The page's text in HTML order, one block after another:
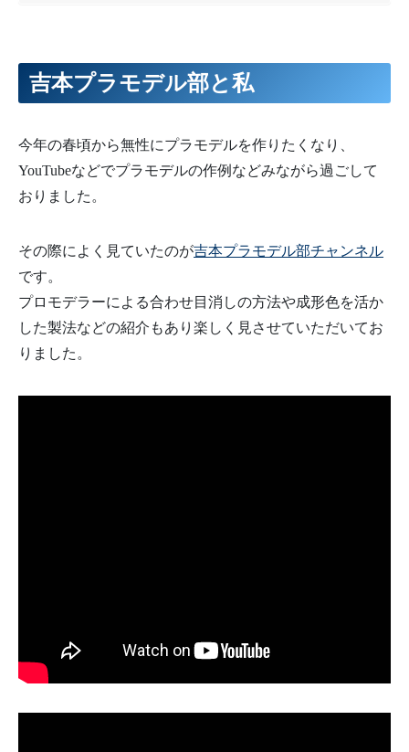
吉本プラモデル部と私
今年の春頃から無性にプラモデルを作りたくなり、
YouTubeなどでプラモデルの作例などみながら過ごして
おりました。
その際によく見ていたのが吉本プラモデル部チャンネル
です。
プロモデラーによる合わせ目消しの方法や成形色を活か
した製法などの紹介もあり楽しく見させていただいてお
りました。